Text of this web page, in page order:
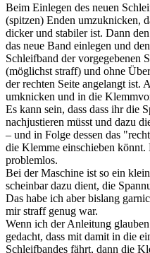
Beim Einlegen des neuen
(spitzen) Enden umzuknicken,
dicker und stabiler ist. Dann
das neue Band einlegen und
Schleifband der vorgegebenen
(möglichst straff) und ohne
der rechten Seite angelangt ist.
umknicken und in die
Es kann sein, dass dass ihr die
nachjustieren müsst und dazu
– und in Folge dessen das
die Klemme einschieben könnt.
problemlos.
Bei der Maschine ist so ein
scheinbar dazu dient, die
Das habe ich aber bislang
mir straff genug war.
Wenn ich der Anleitung
gedacht, dass mit damit in die
Schleifbandes fährt, dann die